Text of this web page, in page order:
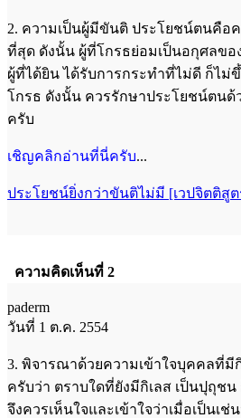
2. ความเป็นผู้มีขันติ ประโยชน์ตนคือ
ที่สุด ดังนั้น ผู้ที่โกรธย่อมเป็นอกุศลขอ
ผู้ที่ได้ยิน ได้รับการกระทำที่ไม่ดี ก็ไม่
โกรธ ดังนั้น ควรรักษาประโยชน์ตน
ครับ
เชิญคลิกอ่านที่นี่ครับ...
ประโยชน์ยิ่งกว่าขันติไม่มี [เวปจิตติสู
ความคิดเห็นที่ 2
paderm
วันที่ 1 ต.ค. 2554
3. พิจารณาด้วยความเข้าใจบุคคลที่มี
ครับว่า ตราบใดที่ยังมีกิเลส เป็นปุถุชน
จึงควรเห็นใจและเข้าใจว่าเมื่อเป็นเ